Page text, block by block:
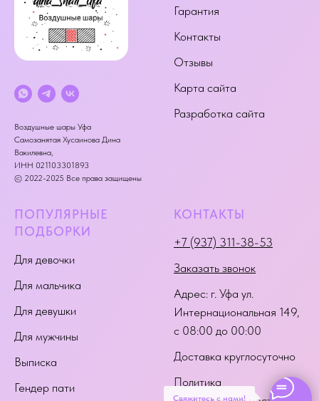
Свяжитесь с нами!
Воздушные шары Уфа
Самозанятая Хусаинова Дина
Вакилевна,
ИНН 021103301893
© 2022-2025 Все права защищены
Гарантия
Контакты
Отзывы
Карта сайта
Разработка сайта
ПОПУЛЯРНЫЕ
ПОДБОРКИ
Для девочки
Для мальчика
Для девушки
Для мужчины
Выписка
Гендер пати
КОНТАКТЫ
+7 (937) 311-38-53
Заказать звонок
Адрес: г. Уфа ул.
Интернациональная 149,
с 08:00 до 00:00
Доставка круглосуточно
Политика